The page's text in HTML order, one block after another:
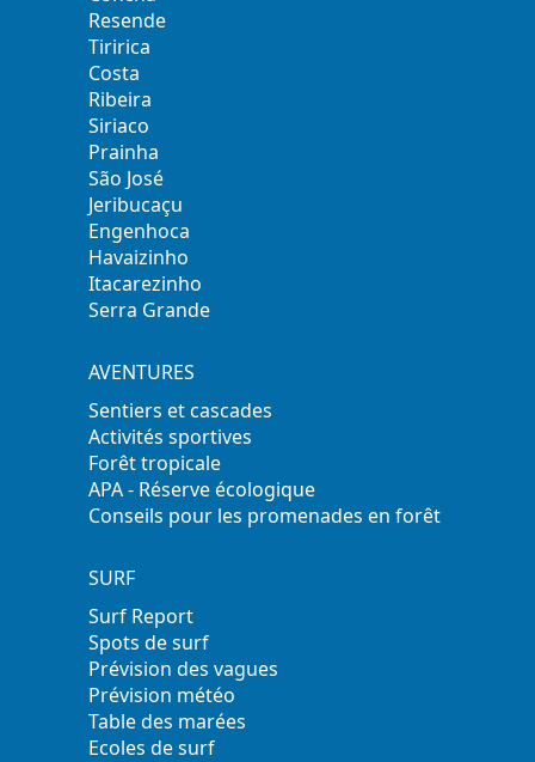
Resende
Tiririca
Costa
Ribeira
Siriaco
Prainha
São José
Jeribucaçu
Engenhoca
Havaizinho
Itacarezinho
Serra Grande
AVENTURES
Sentiers et cascades
Activités sportives
Forêt tropicale
APA - Réserve écologique
Conseils pour les promenades en forêt
SURF
Surf Report
Spots de surf
Prévision des vagues
Prévision météo
Table des marées
Ecoles de surf